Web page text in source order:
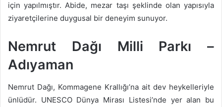
için yapılmıştır. Abide, mezar taşı şeklinde olan yapısıyla
ziyaretçilerine duygusal bir deneyim sunuyor.
Nemrut Dağı Milli Parkı –
Adıyaman
Nemrut Dağı, Kommagene Krallığı’na ait dev heykelleriyle
ünlüdür. UNESCO Dünya Mirası Listesi’nde yer alan bu